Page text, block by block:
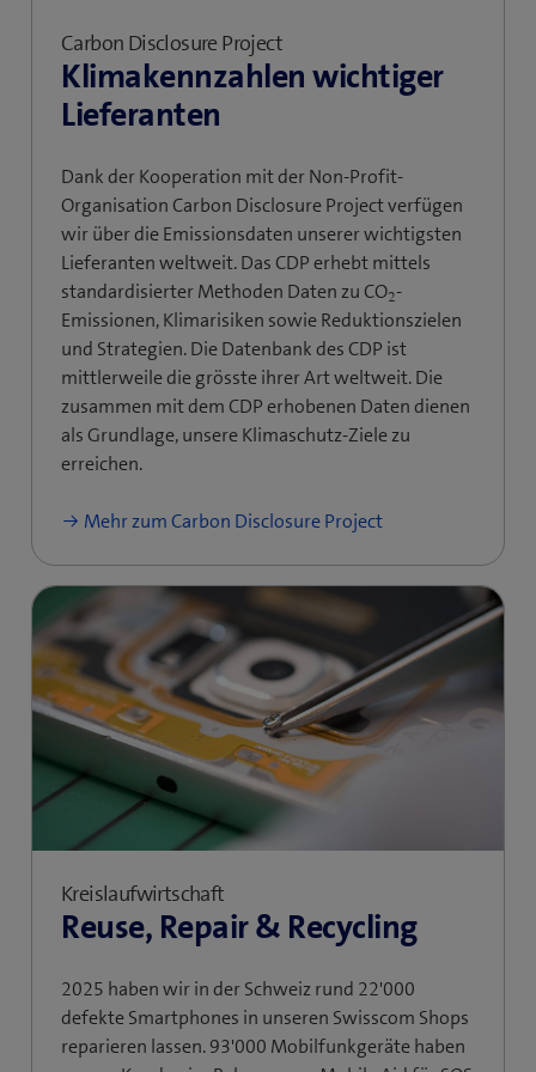
Carbon Disclosure Project
Klimakennzahlen wichtiger
Lieferanten
Dank der Kooperation mit der Non-Profit-
Organisation Carbon Disclosure Project verfügen
wir über die Emissionsdaten unserer wichtigsten
Lieferanten weltweit. Das CDP erhebt mittels
standardisierter Methoden Daten zu CO2-
Emissionen, Klimarisiken sowie Reduktionszielen
und Strategien. Die Datenbank des CDP ist
mittlerweile die grösste ihrer Art weltweit. Die
zusammen mit dem CDP erhobenen Daten dienen
als Grundlage, unsere Klimaschutz-Ziele zu
erreichen.
Mehr zum Carbon Disclosure Project
Kreislaufwirtschaft
Reuse, Repair & Recycling
2025 haben wir in der Schweiz rund 22'000
defekte Smartphones in unseren Swisscom Shops
reparieren lassen. 93'000 Mobilfunkgeräte haben